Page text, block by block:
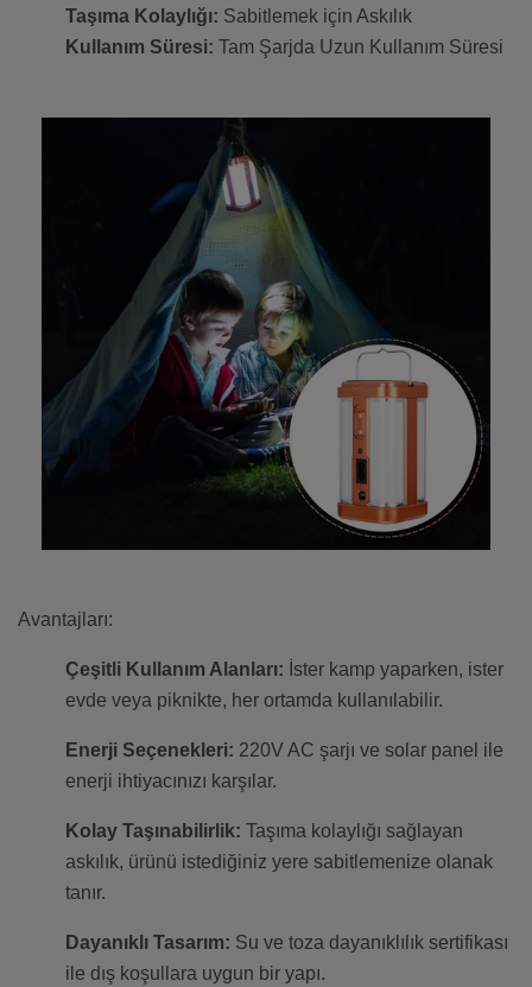
Taşıma Kolaylığı: Sabitlemek için Askılık
Kullanım Süresi: Tam Şarjda Uzun Kullanım Süresi
Avantajları:
Çeşitli Kullanım Alanları: İster kamp yaparken, ister
evde veya piknikte, her ortamda kullanılabilir.
Enerji Seçenekleri: 220V AC şarjı ve solar panel ile
enerji ihtiyacınızı karşılar.
Kolay Taşınabilirlik: Taşıma kolaylığı sağlayan
askılık, ürünü istediğiniz yere sabitlemenize olanak
tanır.
Dayanıklı Tasarım: Su ve toza dayanıklılık sertifikası
ile dış koşullara uygun bir yapı.